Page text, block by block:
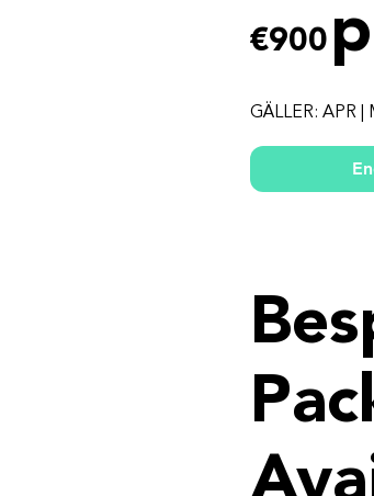
€900
GÄLLER: APR |